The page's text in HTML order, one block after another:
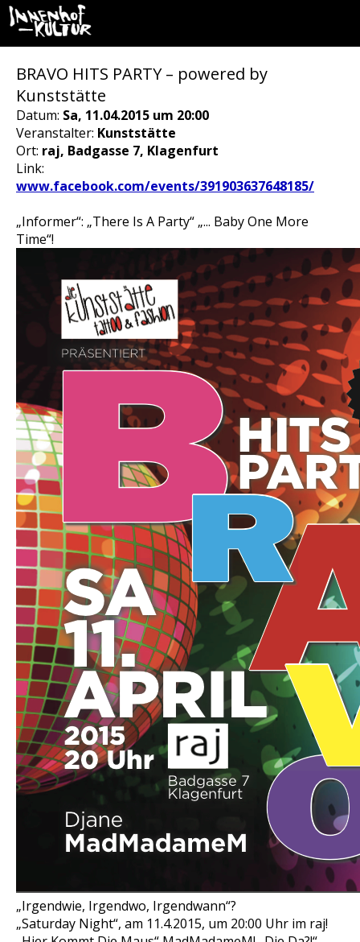
BRAVO HITS PARTY – powered by
Kunststätte
Datum: Sa, 11.04.2015 um 20:00
Veranstalter: Kunststätte
Ort: raj, Badgasse 7, Klagenfurt
Link:
www.facebook.com/events/391903637648185/
„Informer“: „There Is A Party“ „... Baby One More
Time“!
„Irgendwie, Irgendwo, Irgendwann“?
„Saturday Night“, am 11.4.2015, um 20:00 Uhr im raj!